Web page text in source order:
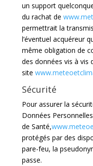
un support
du rachat de
permettrait la
l’éventuel acquéreur
même obligation de
des données vis à vis
site
Sécurité
Pour assurer la
Données
de Santé,
protégés par des
pare-feu, la
passe.